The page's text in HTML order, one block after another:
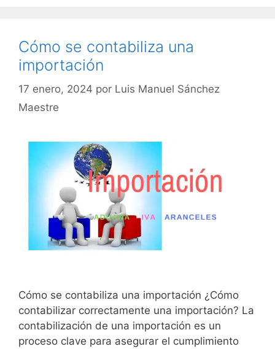
Cómo se contabiliza una
importación
17 enero, 2024 por Luis Manuel Sánchez
Maestre
Cómo se contabiliza una importación ¿Cómo
contabilizar correctamente una importación? La
contabilización de una importación es un
proceso clave para asegurar el cumplimiento